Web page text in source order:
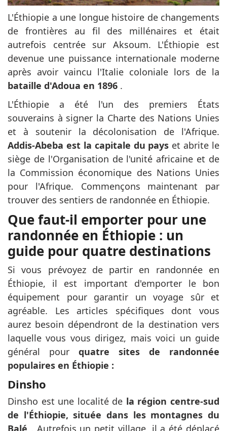
L'Éthiopie a une longue histoire de changements
de frontières au fil des millénaires et était
autrefois centrée sur Aksoum. L'Éthiopie est
devenue une puissance internationale moderne
après avoir vaincu l'Italie coloniale lors de la
bataille d'Adoua en 1896 .
L'Éthiopie a été l'un des premiers États
souverains à signer la Charte des Nations Unies
et à soutenir la décolonisation de l'Afrique.
Addis-Abeba est la capitale du pays et abrite le
siège de l'Organisation de l'unité africaine et de
la Commission économique des Nations Unies
pour l'Afrique. Commençons maintenant par
trouver des sentiers de randonnée en Éthiopie.
Que faut-il emporter pour une
randonnée en Éthiopie : un
guide pour quatre destinations
Si vous prévoyez de partir en randonnée en
Éthiopie, il est important d'emporter le bon
équipement pour garantir un voyage sûr et
agréable. Les articles spécifiques dont vous
aurez besoin dépendront de la destination vers
laquelle vous vous dirigez, mais voici un guide
général pour quatre sites de randonnée
populaires en Éthiopie :
Dinsho
Dinsho est une localité de la région centre-sud
de l'Éthiopie, située dans les montagnes du
Balé
. Autrefois un petit village, il a été déplacé